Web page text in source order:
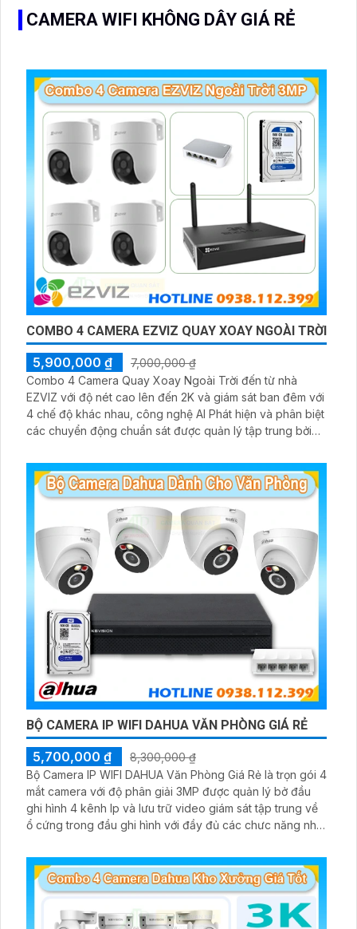
CAMERA WIFI KHÔNG DÂY GIÁ RẺ
COMBO 4 CAMERA EZVIZ QUAY XOAY NGOÀI TRỜI
5,900,000 ₫
7,000,000 ₫
Combo 4 Camera Quay Xoay Ngoài Trời đến từ nhà
EZVIZ với độ nét cao lên đến 2K và giám sát ban đêm với
4 chế độ khác nhau, công nghệ AI Phát hiện và phân biệt
các chuyển động chuẩn sát được quản lý tập trung bởi
BỘ CAMERA IP WIFI DAHUA VĂN PHÒNG GIÁ RẺ
5,700,000 ₫
8,300,000 ₫
Bộ Camera IP WIFI DAHUA Văn Phòng Giá Rẻ là trọn gói 4
mắt camera với độ phân giải 3MP được quản lý bở đầu
ghi hình 4 kênh Ip và lưu trữ video giám sát tập trung về
ổ cứng trong đầu ghi hình với đầy đủ các chưc năng như
giám sát có màu vào ban đêm